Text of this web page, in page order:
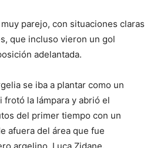
parejo, con situaciones claras
que incluso vieron un gol
adelantada.
se iba a plantar como un
frotó la lámpara y abrió el
del primer tiempo con un
afuera del área que fue